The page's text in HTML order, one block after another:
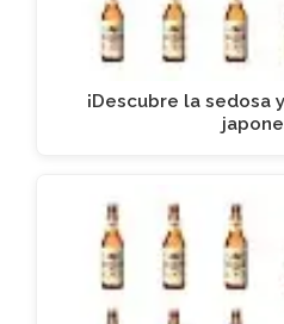
¡Descubre la sedosa